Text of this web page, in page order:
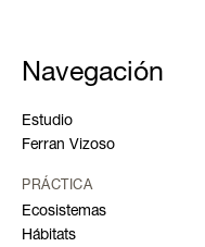
Navegación
Estudio
Ferran Vizoso
PRÁCTICA
Ecosistemas
Hábitats